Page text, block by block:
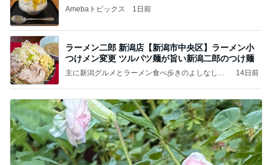
Amebaトピックス 1日前
ラーメン二郎 新潟店【新潟市中央区】ラーメン小
つけメン変更 ツルパツ麺が旨い新潟二郎のつけ麺
主に新潟グルメとラーメン食べ歩きのよしなしご
14日前